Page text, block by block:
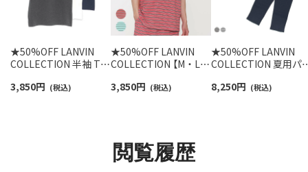
★50%OFF LANVIN
COLLECTION 半袖 Tシ
杢無地 シーズンロゴ 綿
3,850円 (税込)
★50%OFF LANVIN
COLLECTION 【M・Lサ
ボーダー 半袖 ラウンジ
3,850円 (税込)
★50%OFF LANVIN
COLLECTION 夏用パ
イズ】先染め 天竺杢ボ
8,250円 (税込)
閲覧履歴